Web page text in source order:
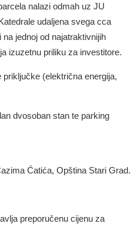
nalazi odmah uz JU
udaljena svega cca
na jednoj od najatraktivnijih
izuzetnu priliku za investitore.
(električna energija,
dvosoban stan te parking
Ćatića, Opština Stari Grad.
preporučenu cijenu za